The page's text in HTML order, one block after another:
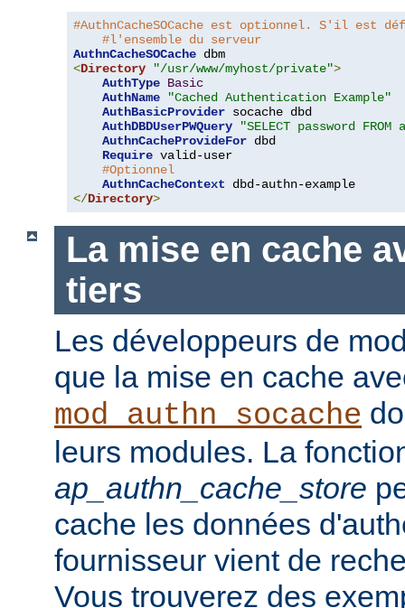
#AuthnCacheSOCache est optionnel. S'il
#l'ensemble du serveur
AuthnCacheSOCache
<Directory "/usr/www/myhost/private">
AuthType Basic
AuthName
"Cached Authentication Example"
AuthBasicProvider socache dbd
AuthDBDUserPWQuery
"SELECT password
AuthnCacheProvideFor dbd
Require valid-user
#Optionnel
AuthnCacheContext
</Directory>
La mise en cache
tiers
Les développeurs de
que la mise en cache
mod_authn_socache
leurs modules. La
ap_authn_cache_store
cache les données
fournisseur vient de
Vous trouverez des